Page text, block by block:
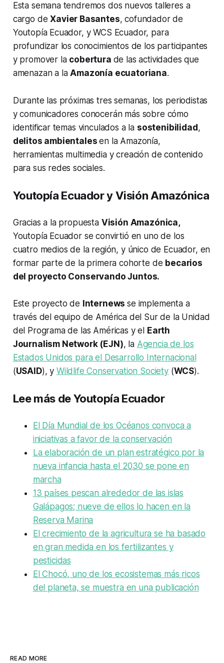
Esta semana tendremos dos nuevos talleres a
cargo deXavier Basantes, cofundador de
Youtopía Ecuador, y WCS Ecuador, para
profundizar los conocimientos de los participantes
y promover la cobertura de las actividades que
amenazan a laAmazonía ecuatoriana.
Durante las próximas tres semanas, los periodistas
y comunicadores conocerán más sobre cómo
identificar temas vinculados a la sostenibilidad,
delitos ambientalesen la Amazonía,
herramientas multimedia y creación de contenido
para sus redes sociales.
Youtopía Ecuador y Visión Amazónica
Gracias a la propuesta Visión Amazónica,
Youtopía Ecuador se convirtió en uno de los
cuatro medios de la región, y único de Ecuador, en
formar parte de la primera cohorte de becarios
del proyecto Conservando Juntos.
Este proyecto de Internewsse implementa a
través del equipo de América del Sur de la Unidad
del Programa de las Américas y el Earth
Journalism Network (EJN), la Agencia de los
Estados Unidos para el Desarrollo Internacional
(USAID), y Wildlife Conservation Society(WCS).
Lee más de Youtopía Ecuador
El Día Mundial de los Océanos convoca a
iniciativas a favor de la conservación
La elaboración de un plan estratégico por la
nueva infancia hasta el 2030 se pone en
marcha
13 países pescan alrededor de las islas
Galápagos; nueve de ellos lo hacen en la
Reserva Marina
El crecimiento de la agricultura se ha basado
en gran medida en los fertilizantes y
pesticidas
El Chocó, uno de los ecosistemas más ricos
del planeta, se muestra en una publicación
READ MORE